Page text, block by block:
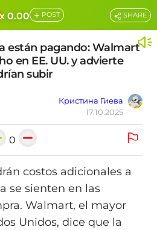
x 0.00 + POST
están pagando: Walmart
en EE. UU. y advierte
subir
Кристина Гиева
17.10.2025
SHARE
0
costos adicionales a
se sienten en las
Walmart, el mayor
Unidos, dice que la